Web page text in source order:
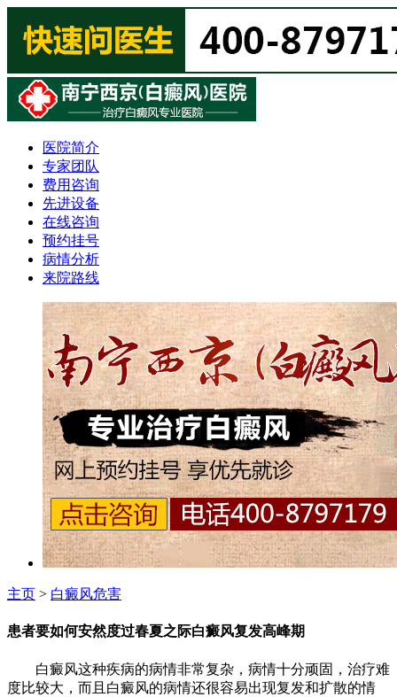
医院简介
专家团队
费用咨询
先进设备
在线咨询
预约挂号
病情分析
来院路线
主页 > 白癜风危害
患者要如何安然度过春夏之际白癜风复发高峰期
白癜风这种疾病的病情非常复杂，病情十分顽固，治疗难
度比较大，而且白癜风的病情还很容易出现复发和扩散的情